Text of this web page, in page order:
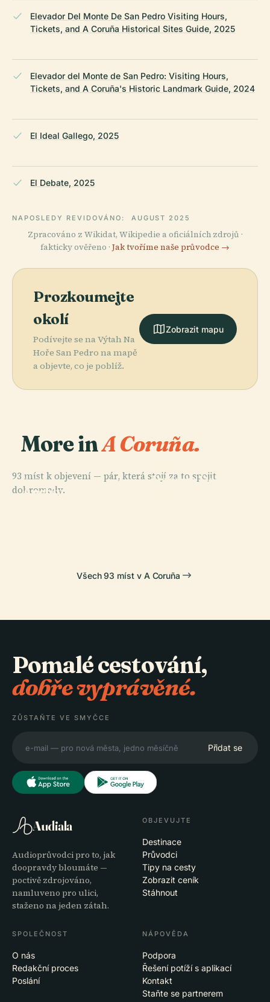
Elevador Del Monte De San Pedro Visiting Hours,
Tickets, and A Coruña Historical Sites Guide, 2025
Elevador del Monte de San Pedro: Visiting Hours,
Tickets, and A Coruña's Historic Landmark Guide, 2024
El Ideal Gallego, 2025
El Debate, 2025
NAPOSLEDY REVIDOVÁNO: AUGUST 2025
Zpracováno z Wikidat, Wikipedie a oficiálních zdrojů ·
fakticky ověřeno · Jak tvoříme naše průvodce →
Prozkoumejte
okolí
Podívejte se na Výtah Na
Hoře San Pedro na mapě
a objevte, co je poblíž.
Zobrazit mapu
More inA Coruña.
93 míst k objevení — pár, která stojí za to spojit
dohromady.
PLACE
Parque Del
PLACE
Archiv
Všech 93 míst v A Coruña
Pomalé cestování,
dobře vyprávěné.
ZŮSTAŇTE VE SMYČCE
Přidat se
Audiala
Audioprůvodci pro to, jak
doopravdy bloumáte —
poctivě zdrojováno,
namluveno pro ulici,
staženo na jeden zátah.
OBJEVUJTE
Destinace
Průvodci
Tipy na cesty
Zobrazit ceník
Stáhnout
SPOLEČNOST
O nás
Redakční proces
Poslání
NÁPOVĚDA
Podpora
Řešení potíží s aplikací
Kontakt
Staňte se partnerem